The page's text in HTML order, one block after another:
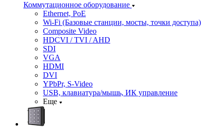
Коммутационное оборудование
Ethernet, PoE
Wi-Fi (Базовые станции, мосты, точки доступа)
Composite Video
HDCVI / TVI / AHD
SDI
VGA
HDMI
DVI
YPbPr, S-Video
USB, клавиатура/мышь, ИК управление
Еще